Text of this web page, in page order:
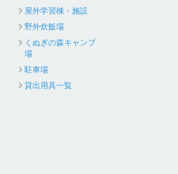
屋外学習棟・施設
野外炊飯場
くぬぎの森キャンプ
場
駐車場
貸出用具一覧